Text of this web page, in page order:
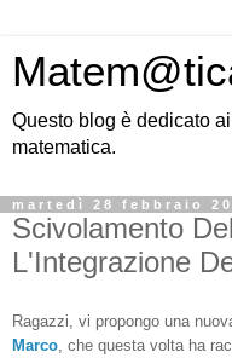
Questo blog è dedicato
matematica.
martedì 28 febbraio
Scivolamento
L'Integrazione
Ragazzi, vi propongo una
Marco , che questa volta ha